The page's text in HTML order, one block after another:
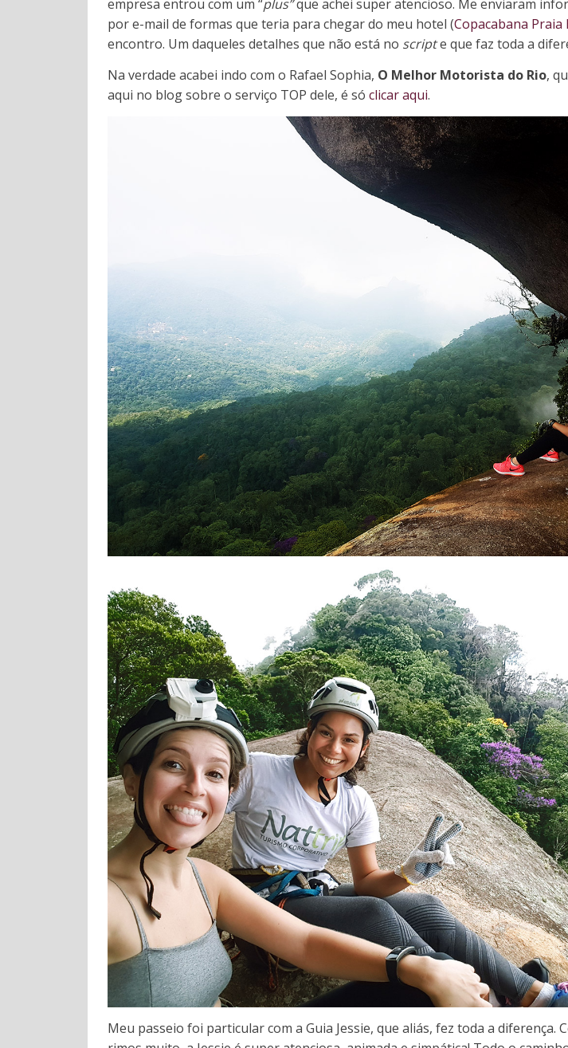
empresa entrou com um “plus”que achei super atencioso. Me enviaram
por e-mail de formas que teria para chegar do meu hotel (Copacabana Praia
encontro. Um daqueles detalhes que não está no scripte que faz toda a
Na verdade acabei indo com o Rafael Sophia, O Melhor Motorista do Rio,
aqui no blog sobre o serviço TOP dele, é sóclicar aqui.
Meu passeio foi particular com a Guia Jessie, que aliás, fez toda a diferença.